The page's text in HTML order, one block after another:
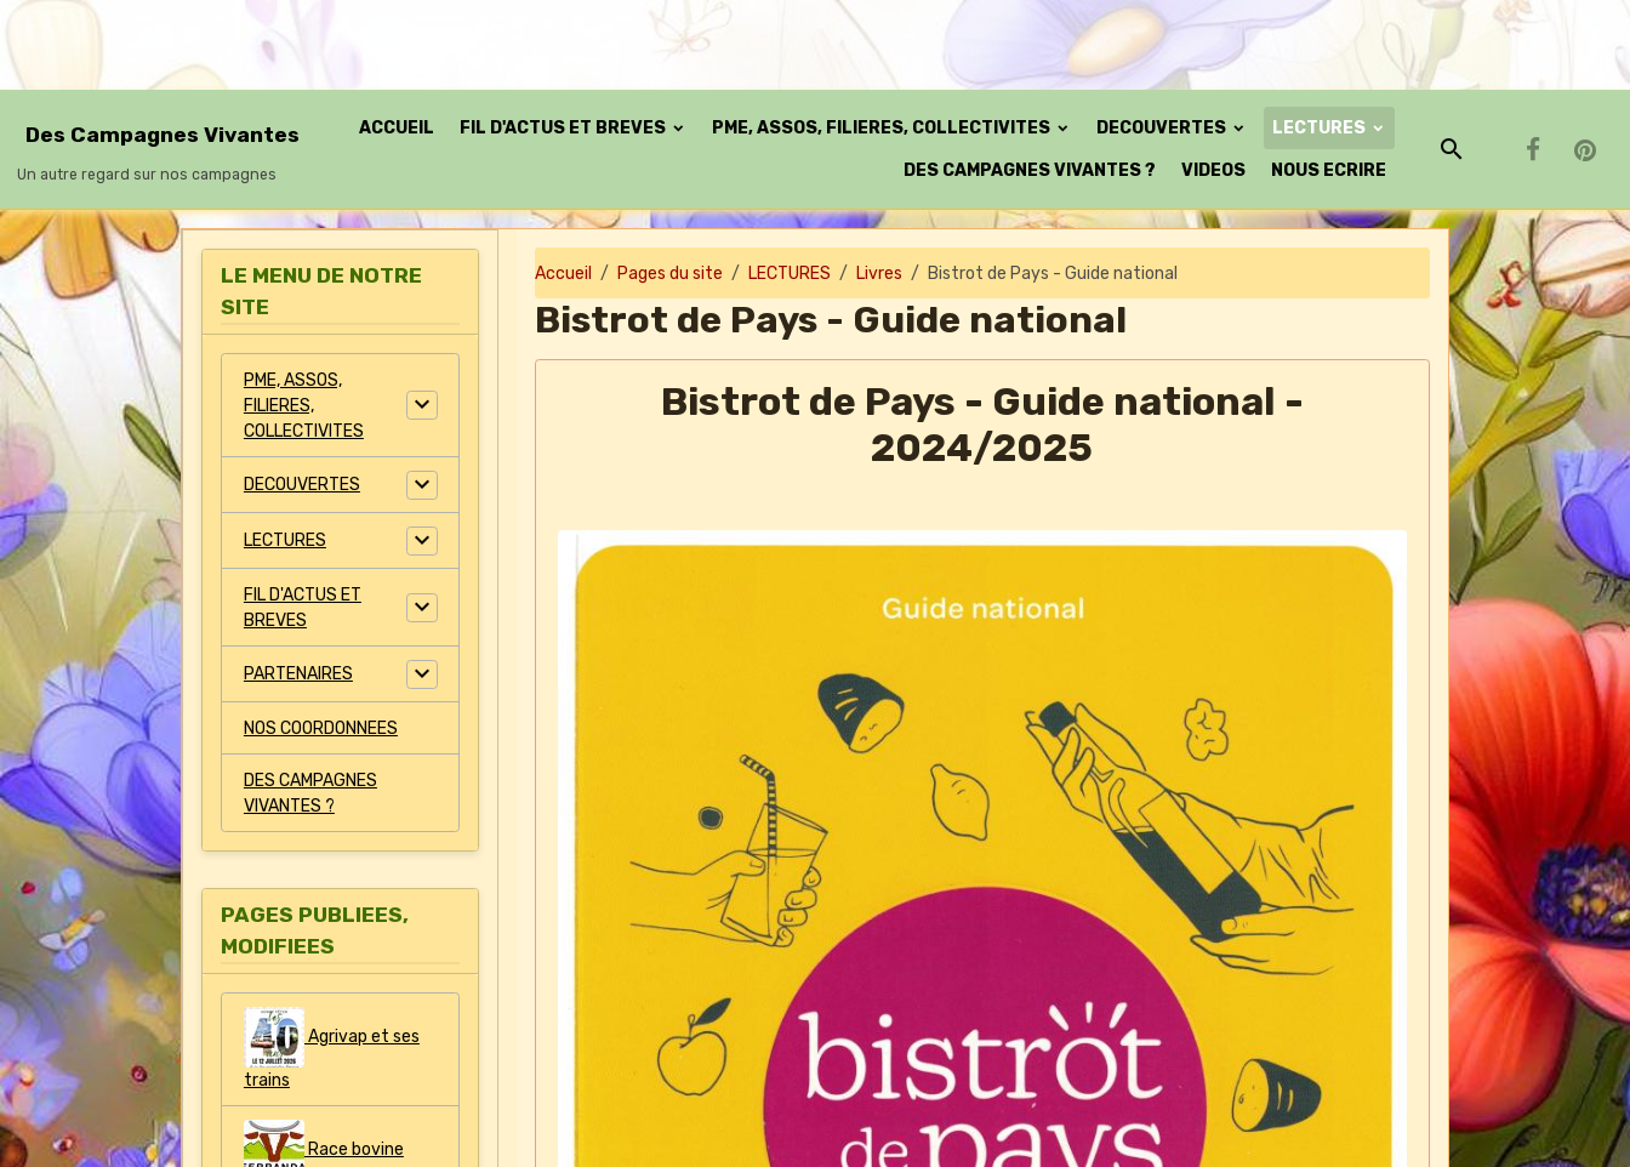
Des Campagnes Vivantes
Un autre regard sur nos campagnes
ACCUEIL FIL D'ACTUS ET BREVES PME, ASSOS, FILIERES, COLLECTIVITES DECOUVERTES LECTURES
DES CAMPAGNES VIVANTES ? VIDEOS NOUS ECRIRE
Accueil Pages du site LECTURES Livres Bistrot de Pays - Guide national
Bistrot de Pays - Guide national
Bistrot de Pays - Guide national -
2024/2025
LE MENU DE NOTRE
SITE
PME, ASSOS,
FILIERES,
COLLECTIVITES
DECOUVERTES
LECTURES
FIL D'ACTUS ET
BREVES
PARTENAIRES
NOS COORDONNEES
DES CAMPAGNES
VIVANTES ?
PAGES PUBLIEES,
MODIFIEES
Agrivap et ses
trains
Race bovine